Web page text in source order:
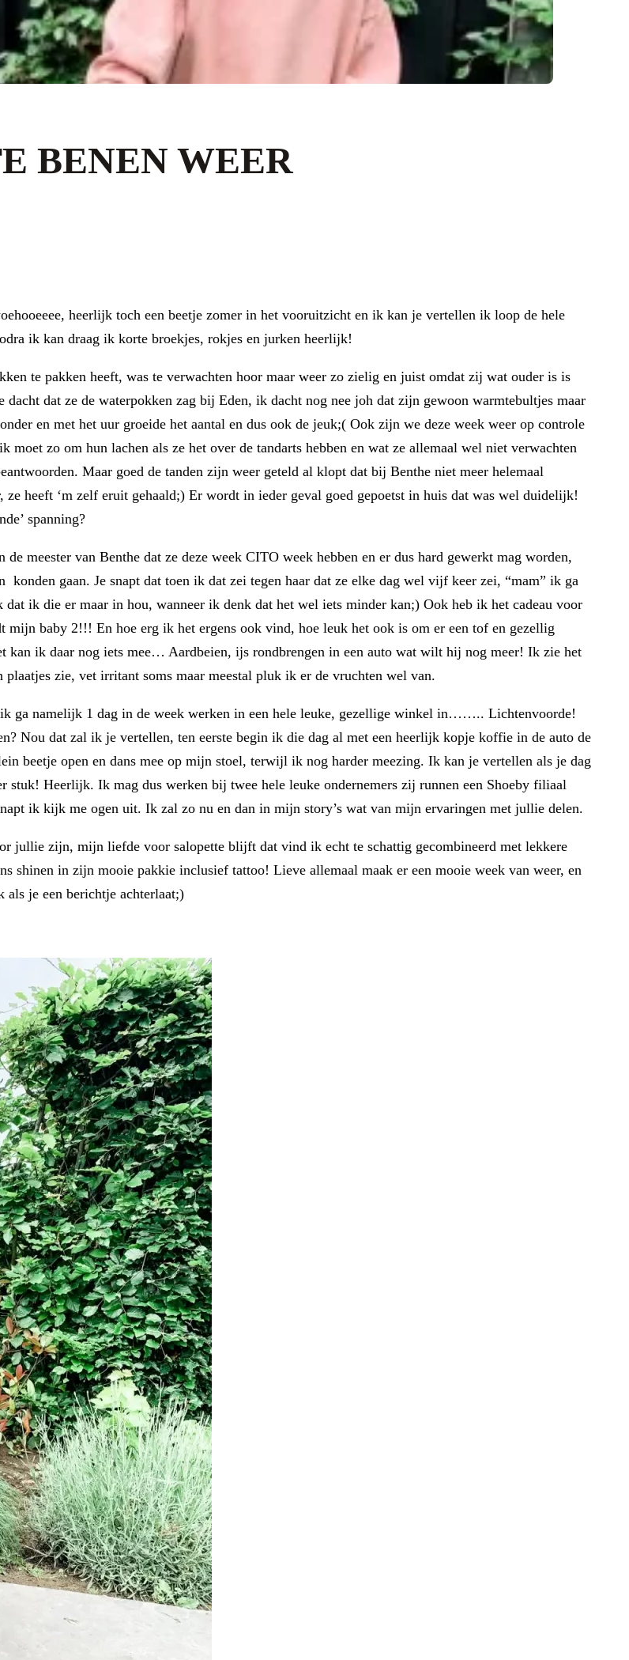
BENEN WEER
heerlijk toch een beetje zomer in het vooruitzicht en ik kan je vertellen ik loop de hele
ik kan draag ik korte broekjes, rokjes en jurken heerlijk!
te pakken heeft, was te verwachten hoor maar weer zo zielig en juist omdat zij wat ouder is is
dat ze de waterpokken zag bij Eden, ik dacht nog nee joh dat zijn gewoon warmtebultjes maar
en met het uur groeide het aantal en dus ook de jeuk;( Ook zijn we deze week weer op controle
moet zo om hun lachen als ze het over de tandarts hebben en wat ze allemaal wel niet verwachten
Maar goed de tanden zijn weer geteld al klopt dat bij Benthe niet meer helemaal
heeft ‘m zelf eruit gehaald;) Er wordt in ieder geval goed gepoetst in huis dat was wel duidelijk!
spanning?
meester van Benthe dat ze deze week CITO week hebben en er dus hard gewerkt mag worden,
gaan. Je snapt dat toen ik dat zei tegen haar dat ze elke dag wel vijf keer zei, “mam” ik ga
ik die er maar in hou, wanneer ik denk dat het wel iets minder kan;) Ook heb ik het cadeau voor
baby 2!!! En hoe erg ik het ergens ook vind, hoe leuk het ook is om er een tof en gezellig
kan ik daar nog iets mee… Aardbeien, ijs rondbrengen in een auto wat wilt hij nog meer! Ik zie het
zie, vet irritant soms maar meestal pluk ik er de vruchten wel van.
ga namelijk 1 dag in de week werken in een hele leuke, gezellige winkel in…….. Lichtenvoorde!
Nou dat zal ik je vertellen, ten eerste begin ik die dag al met een heerlijk kopje koffie in de auto de
beetje open en dans mee op mijn stoel, terwijl ik nog harder meezing. Ik kan je vertellen als je dag
Heerlijk. Ik mag dus werken bij twee hele leuke ondernemers zij runnen een Shoeby filiaal
ik kijk me ogen uit. Ik zal zo nu en dan in mijn story’s wat van mijn ervaringen met jullie delen.
jullie zijn, mijn liefde voor salopette blijft dat vind ik echt te schattig gecombineerd met lekkere
shinen in zijn mooie pakkie inclusief tattoo! Lieve allemaal maak er een mooie week van weer, en
je een berichtje achterlaat;)